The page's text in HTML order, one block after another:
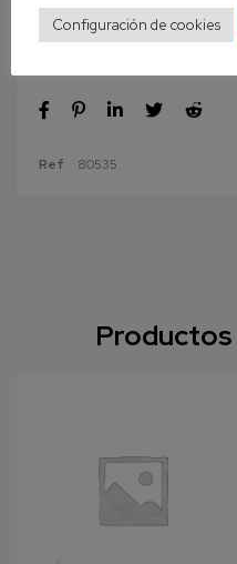
Ref 80535
Configuración de cookies